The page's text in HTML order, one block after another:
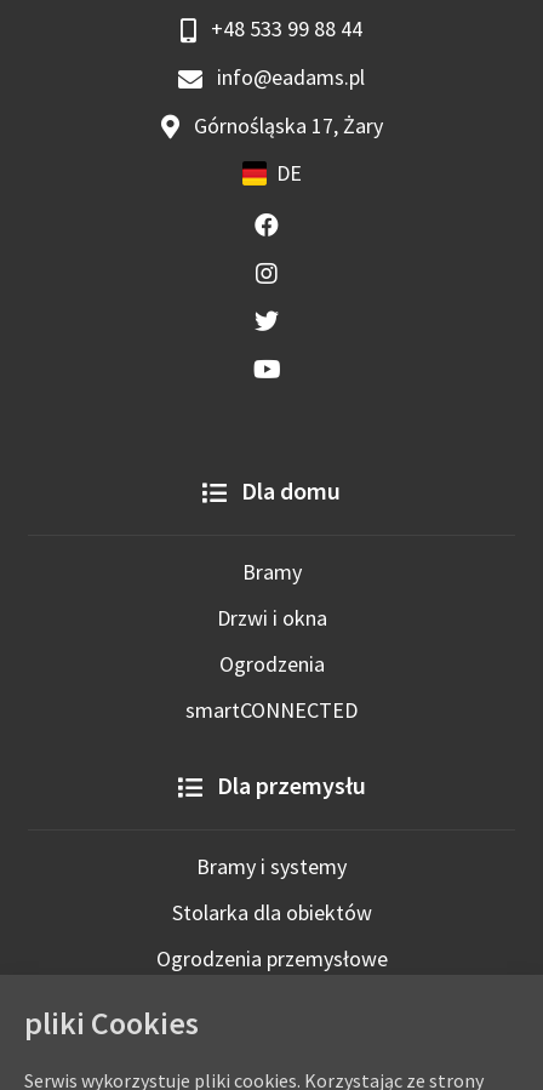
+48 533 99 88 44
info@eadams.pl
Górnośląska 17, Żary
DE
Dla domu
Bramy
Drzwi i okna
Ogrodzenia
smartCONNECTED
Dla przemysłu
Bramy i systemy
Stolarka dla obiektów
Ogrodzenia przemysłowe
pliki Cookies
Serwis wykorzystuje pliki cookies. Korzystając ze strony